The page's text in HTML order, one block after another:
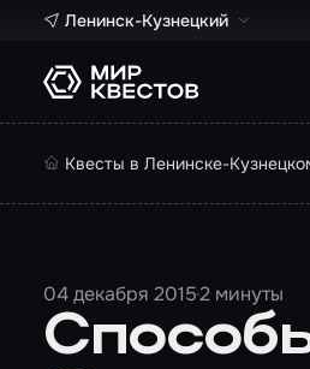
Ленинск-Кузнецкий
Квесты в Ленинске-
04 декабря 20152 минуты